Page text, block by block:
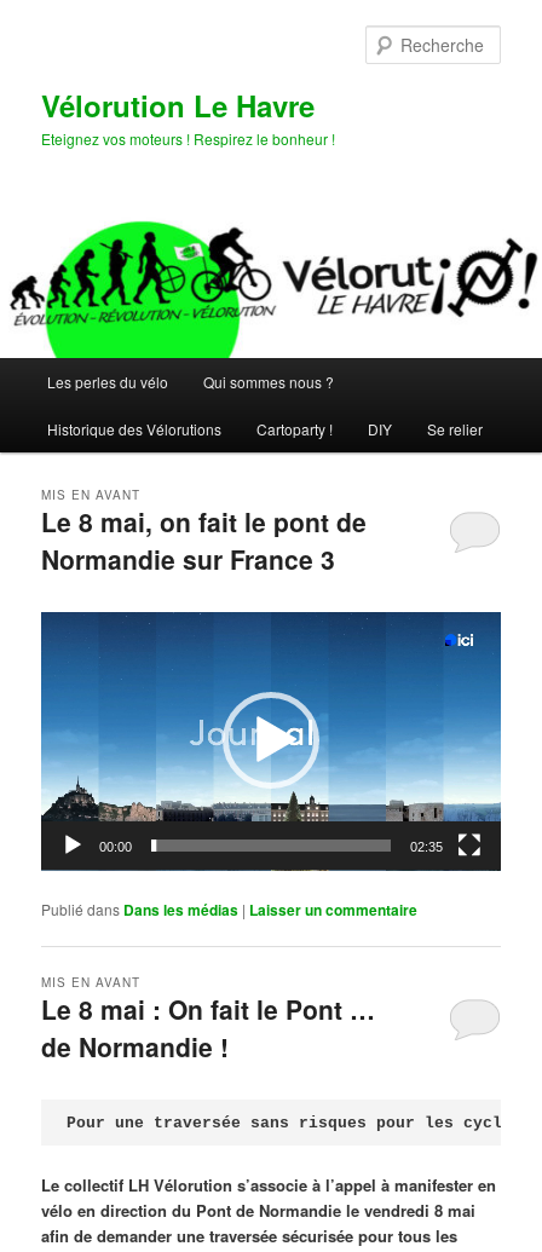
Vélorution Le Havre
Eteignez vos moteurs ! Respirez le bonheur !
principal
Les perles du vélo Qui sommes nous ?
Historique des Vélorutions Cartoparty ! DIY Se relier
Le 8 mai, on fait le pont de
Normandie sur France 3
MIS EN AVANT
00:00 02:35
Publié dans Dans les médias | Laisser un commentaire
Le 8 mai : On fait le Pont …
de Normandie !
MIS EN AVANT
Pour une traversée sans risques pour les
Le collectif LH Vélorution s’associe à l’appel à manifester en
vélo en direction du Pont de Normandie le vendredi 8 mai
afin de demander une traversée sécurisée pour tous les